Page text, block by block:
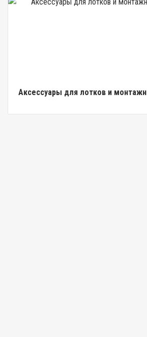
Аксессуары для лотков и